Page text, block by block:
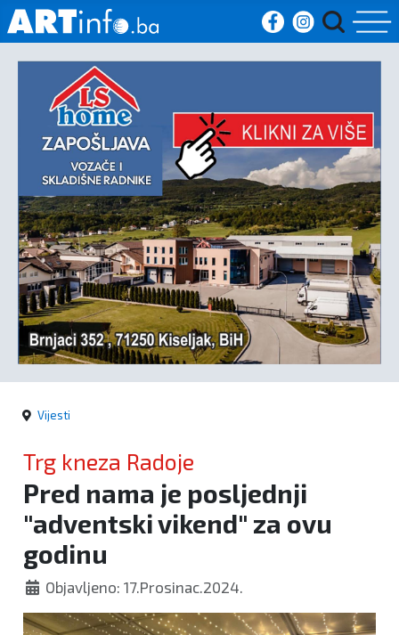
Početna
Vijesti
Sport
Kultura
Crna
kronika
Politika
Vijesti
Trg kneza Radoje
Pred nama je posljednji
"adventski vikend" za ovu
godinu
Objavljeno: 17.Prosinac.2024.